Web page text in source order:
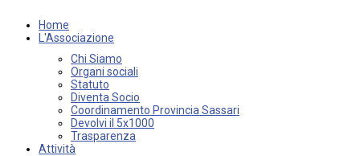
Home
L'Associazione
Chi Siamo
Organi sociali
Statuto
Diventa Socio
Coordinamento Provincia Sassari
Devolvi il 5x1000
Trasparenza
Attività